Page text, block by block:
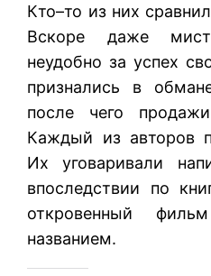
Кто–то из них
Вскоре даже
неудобно за успех
признались в
после чего
Каждый из авторов
Их уговаривали
впоследствии по
откровенный
названием.